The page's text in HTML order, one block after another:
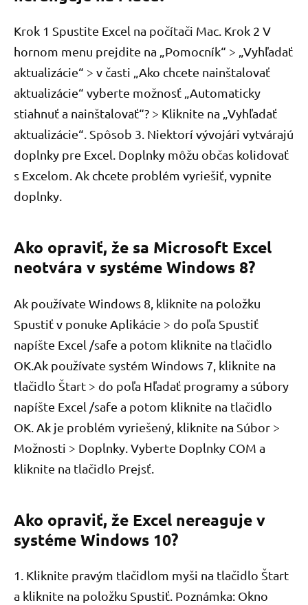
Krok 1 Spustite Excel na počítači Mac. Krok 2 V
hornom menu prejdite na „Pomocník“ > „Vyhľadať
aktualizácie“ > v časti „Ako chcete nainštalovať
aktualizácie“ vyberte možnosť „Automaticky
stiahnuť a nainštalovať“? > Kliknite na „Vyhľadať
aktualizácie“. Spôsob 3. Niektorí vývojári vytvárajú
doplnky pre Excel. Doplnky môžu občas kolidovať
s Excelom. Ak chcete problém vyriešiť, vypnite
doplnky.
Ako opraviť, že sa Microsoft Excel
neotvára v systéme Windows 8?
Ak používate Windows 8, kliknite na položku
Spustiť v ponuke Aplikácie > do poľa Spustiť
napíšte Excel /safe a potom kliknite na tlačidlo
OK.Ak používate systém Windows 7, kliknite na
tlačidlo Štart > do poľa Hľadať programy a súbory
napíšte Excel /safe a potom kliknite na tlačidlo
OK. Ak je problém vyriešený, kliknite na Súbor >
Možnosti > Doplnky. Vyberte Doplnky COM a
kliknite na tlačidlo Prejsť.
Ako opraviť, že Excel nereaguje v
systéme Windows 10?
1. Kliknite pravým tlačidlom myši na tlačidlo Štart
a kliknite na položku Spustiť. Poznámka: Okno